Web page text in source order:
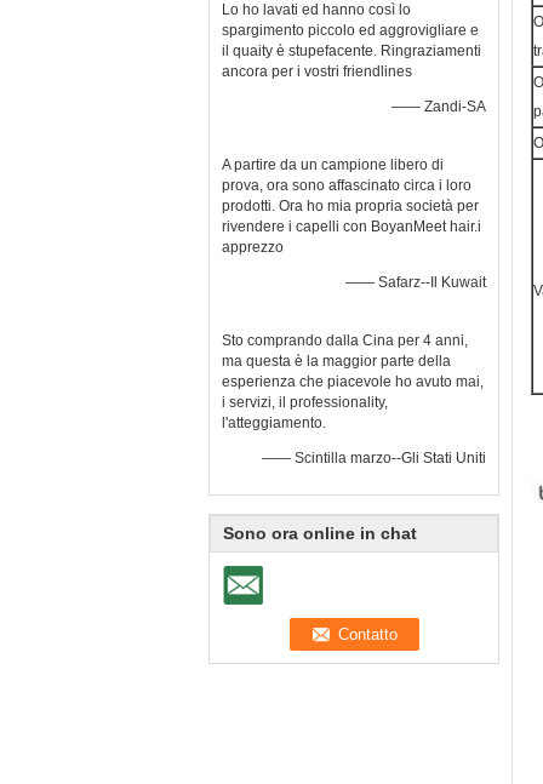
Lo ho lavati ed hanno così lo
spargimento piccolo ed aggrovigliare e
il quaity è stupefacente. Ringraziamenti
ancora per i vostri friendlines
—— Zandi-SA
A partire da un campione libero di
prova, ora sono affascinato circa i loro
prodotti. Ora ho mia propria società per
rivendere i capelli con BoyanMeet hair.i
apprezzo
—— Safarz--Il Kuwait
Sto comprando dalla Cina per 4 anni,
ma questa è la maggior parte della
esperienza che piacevole ho avuto mai,
i servizi, il professionality,
l'atteggiamento.
—— Scintilla marzo--Gli Stati Uniti
Sono ora online in chat